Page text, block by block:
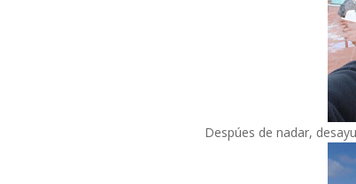
Despúes de nadar,